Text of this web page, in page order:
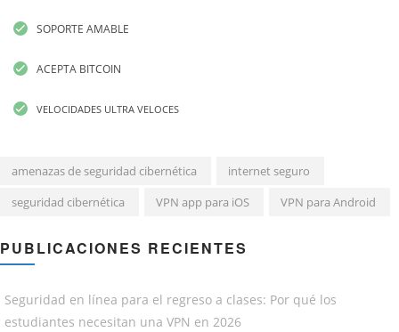
SOPORTE AMABLE
ACEPTA BITCOIN
VELOCIDADES ULTRA VELOCES
amenazas de seguridad cibernética
internet seguro
seguridad cibernética
VPN app para iOS VPN para Android
PUBLICACIONES RECIENTES
Seguridad en línea para el regreso a clases: Por qué los
estudiantes necesitan una VPN en 2026